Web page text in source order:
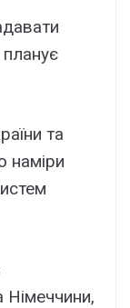
планує
та
наміри
Німеччини,